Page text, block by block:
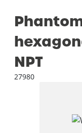
NPT
27980